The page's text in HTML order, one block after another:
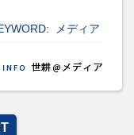
メディア